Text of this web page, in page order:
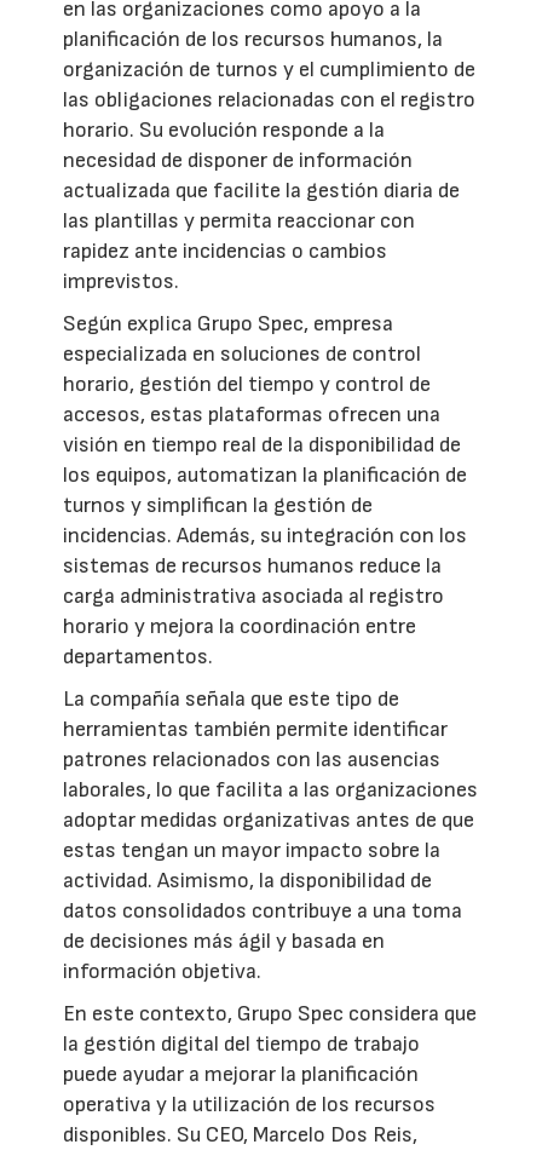
en las organizaciones como apoyo a la
planificación de los recursos humanos, la
organización de turnos y el cumplimiento de
las obligaciones relacionadas con el registro
horario. Su evolución responde a la
necesidad de disponer de información
actualizada que facilite la gestión diaria de
las plantillas y permita reaccionar con
rapidez ante incidencias o cambios
imprevistos.
Según explica Grupo Spec, empresa
especializada en soluciones de control
horario, gestión del tiempo y control de
accesos, estas plataformas ofrecen una
visión en tiempo real de la disponibilidad de
los equipos, automatizan la planificación de
turnos y simplifican la gestión de
incidencias. Además, su integración con los
sistemas de recursos humanos reduce la
carga administrativa asociada al registro
horario y mejora la coordinación entre
departamentos.
La compañía señala que este tipo de
herramientas también permite identificar
patrones relacionados con las ausencias
laborales, lo que facilita a las organizaciones
adoptar medidas organizativas antes de que
estas tengan un mayor impacto sobre la
actividad. Asimismo, la disponibilidad de
datos consolidados contribuye a una toma
de decisiones más ágil y basada en
información objetiva.
En este contexto, Grupo Spec considera que
la gestión digital del tiempo de trabajo
puede ayudar a mejorar la planificación
operativa y la utilización de los recursos
disponibles. Su CEO, Marcelo Dos Reis,